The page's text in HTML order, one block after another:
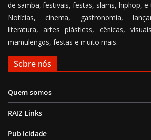
de samba, festivais, festas, slams, hiphop, e
Notícias, cinema, gastronomia,
literatura, artes plásticas, cênicas,
mamulengos, festas e muito mais.
Sobre nós
Quem somos
RAIZ Links
Publicidade